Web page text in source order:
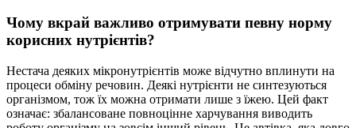
Чому вкрай важливо отримувати певну норму
корисних нутрієнтів?
Нестача деяких мікронутрієнтів може відчутно вплинути на
процеси обміну речовин. Деякі нутрієнти не синтезуються
організмом, тож їх можна отримати лише з їжею. Цей факт
означає: збалансоване повноцінне харчування виводить